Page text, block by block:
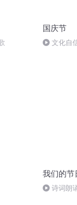
国庆节
文化自
我们的
诗词朗